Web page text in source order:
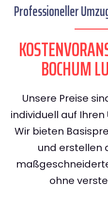
Professioneller
BOCHUM
Unsere Preise
individuell auf
Wir bieten
und erstellen
ohne